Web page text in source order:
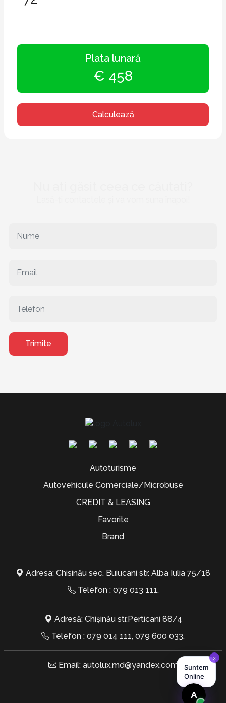
Plata lunară
€ 458
Calculează
Trimite
Autoturisme
Autovehicule Comerciale/Microbuse
CREDIT & LEASING
Favorite
Brand
Adresa: Chisinău sec. Buiucani str. Alba Iulia 75/18
Telefon : 079 013 111.
Adresă: Chișinău str.Perticani 88/4
Telefon : 079 014 111, 079 600 033.
Email: autolux.md@yandex.com